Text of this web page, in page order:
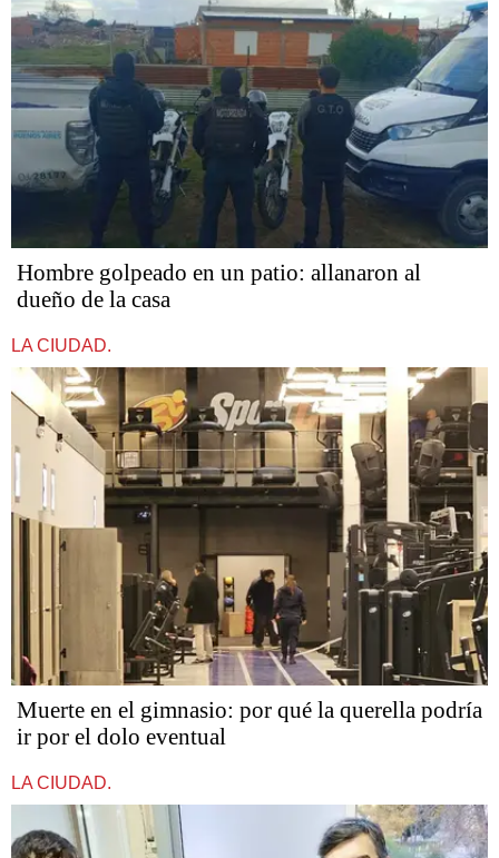
Hombre golpeado en un patio: allanaron al
dueño de la casa
LA CIUDAD.
​​​​​Muerte en el gimnasio: por qué la querella podría
ir por el dolo eventual
LA CIUDAD.